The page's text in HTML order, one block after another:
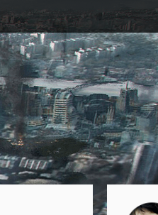
자들이
천하는 이유